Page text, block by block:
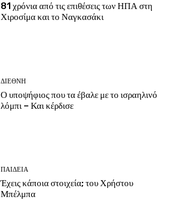
81 χρόνια από τις επιθέσεις των ΗΠΑ στη
Χιροσίμα και το Ναγκασάκι
ΔΙΕΘΝΗ
Ο υποψήφιος που τα έβαλε με το ισραηλινό
λόμπι – Και κέρδισε
ΠΑΙΔΕΙΑ
Έχεις κάποια στοιχεία; του Χρήστου
Μπέλμπα